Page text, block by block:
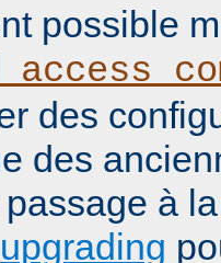
possible
des
des
à
upgrading